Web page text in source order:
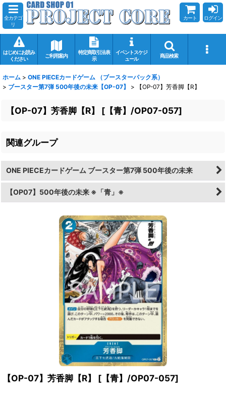
全カテゴ
リ
カート ログイン
はじめにお読み
ください
ご利用案内
特定商取引法表
示
イベントスケジ
ュール
商品検索
ホーム > ONE PIECEカードゲーム （ブースターパック系）
> ブースター第7弾 500年後の未来【OP-07】 > 【OP-07】芳香脚【R】
【OP-07】芳香脚【R】 [ 【青】/OP07-057]
関連グループ
ONE PIECEカードゲーム ブースター第7弾 500年後の未来
【OP07】500年後の未来 ※「青」※
【OP-07】芳香脚【R】 [ 【青】/OP07-057]